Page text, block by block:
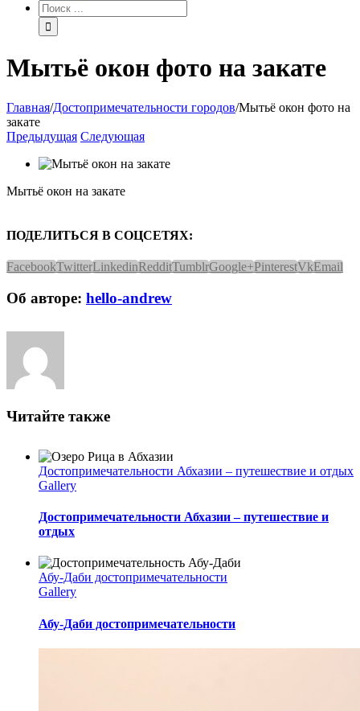
Мытьё окон фото на закате
Главная/Достопримечательности городов/Мытьё окон фото на
закате
Предыдущая Следующая
Мытьё окон на закате
ПОДЕЛИТЬСЯ В СОЦСЕТЯХ:
FacebookTwitterLinkedinRedditTumblrGoogle+PinterestVkEmail
Об авторе: hello-andrew
Читайте также
Достопримечательности Абхазии – путешествие и отдых
Gallery
Достопримечательности Абхазии – путешествие и
отдых
Абу-Даби достопримечательности
Gallery
Абу-Даби достопримечательности